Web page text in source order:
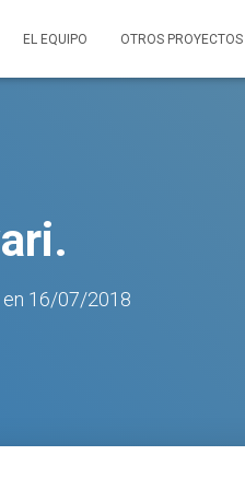
EL EQUIPO OTROS PROYECTOS
en 16/07/2018